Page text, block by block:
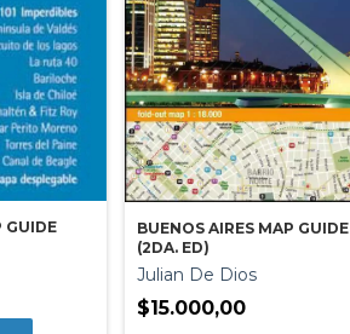
GUIDE
BUENOS AIRES MAP GUIDE
(2DA. ED)
Julian De Dios
$15.000,00